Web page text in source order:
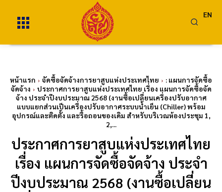
EN
หน้าแรก จัดซื้อจัดจ้างการยาสูบแห่งประเทศไทย
: แผนการจัดซื้อ
จัดจ้าง
ประกาศการยาสูบแห่งประเทศไทย เรื่อง แผนการจัดซื้อจัด
จ้าง ประจำปีงบประมาณ 2568 (งานซื้อเปลี่ยนเครื่องปรับอากาศ
แบบแยกส่วนเป็นเครื่องปรับอากาศระบบน้ำเย็น (Chiller) พร้อม
อุปกรณ์และติดตั้ง และรื้อถอนของเดิม สำหรับบริเวณห้องประชุม 1,
2,...
ประกาศการยาสูบแห่งประเทศไทย
เรื่อง แผนการจัดซื้อจัดจ้าง ประจำ
ปีงบประมาณ 2568 (งานซื้อเปลี่ยน